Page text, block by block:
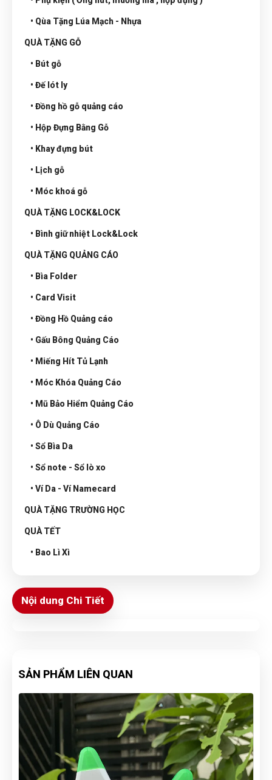
• Qùa Tặng Lúa Mạch - Nhựa
QUÀ TẶNG GỖ
• Bút gỗ
• Đế lót ly
• Đồng hồ gỗ quảng cáo
• Hộp Đựng Bằng Gỗ
• Khay đựng bút
• Lịch gỗ
• Móc khoá gỗ
QUÀ TẶNG LOCK&LOCK
• Bình giữ nhiệt Lock&Lock
QUÀ TẶNG QUẢNG CÁO
• Bìa Folder
• Card Visit
• Đồng Hồ Quảng cáo
• Gấu Bông Quảng Cáo
• Miếng Hít Tủ Lạnh
• Móc Khóa Quảng Cáo
• Mũ Bảo Hiểm Quảng Cáo
• Ô Dù Quảng Cáo
• Sổ Bìa Da
• Sổ note - Sổ lò xo
• Ví Da - Ví Namecard
QUÀ TẶNG TRƯỜNG HỌC
QUÀ TẾT
• Bao Lì Xì
Nội dung Chi Tiết
SẢN PHẨM LIÊN QUAN